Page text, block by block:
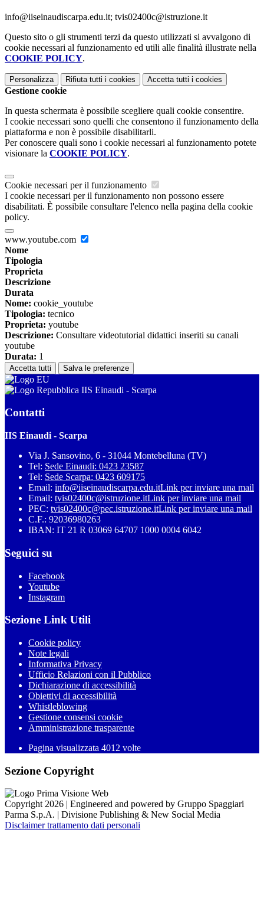
info@iiseinaudiscarpa.edu.it; tvis02400c@istruzione.it
Questo sito o gli strumenti terzi da questo utilizzati si avvalgono di
cookie necessari al funzionamento ed utili alle finalità illustrate nella
COOKIE POLICY.
Personalizza Rifiuta tutti i cookies Accetta tutti i cookies
Gestione cookie
In questa schermata è possibile scegliere quali cookie consentire.
I cookie necessari sono quelli che consentono il funzionamento della
piattaforma e non è possibile disabilitarli.
Per conoscere quali sono i cookie necessari al funzionamento potete
visionare la COOKIE POLICY.
Cookie necessari per il funzionamento
I cookie necessari per il funzionamento non possono essere
disabilitati. È possibile consultare l'elenco nella pagina della cookie
policy.
www.youtube.com
Nome
Tipologia
Proprieta
Descrizione
Durata
Nome: cookie_youtube
Tipologia: tecnico
Proprieta: youtube
Descrizione: Consultare videotutorial didattici inseriti su canali
youtube
Durata: 1
Accetta tutti Salva le preferenze
IIS Einaudi - Scarpa
Contatti
IIS Einaudi - Scarpa
Via J. Sansovino, 6 - 31044 Montebelluna (TV)
Tel: Sede Einaudi: 0423 23587
Tel: Sede Scarpa: 0423 609175
Email: info@iiseinaudiscarpa.edu.itLink per inviare una mail
Email: tvis02400c@istruzione.itLink per inviare una mail
PEC: tvis02400c@pec.istruzione.itLink per inviare una mail
C.F.: 92036980263
IBAN: IT 21 R 03069 64707 1000 0004 6042
Seguici su
Facebook
Youtube
Instagram
Sezione Link Utili
Cookie policy
Note legali
Informativa Privacy
Ufficio Relazioni con il Pubblico
Dichiarazione di accessibilità
Obiettivi di accessibilità
Whistleblowing
Gestione consensi cookie
Amministrazione trasparente
Pagina visualizzata 4012 volte
Sezione Copyright
Copyright 2026 | Engineered and powered by Gruppo Spaggiari
Parma S.p.A. | Divisione Publishing & New Social Media
Disclaimer trattamento dati personali